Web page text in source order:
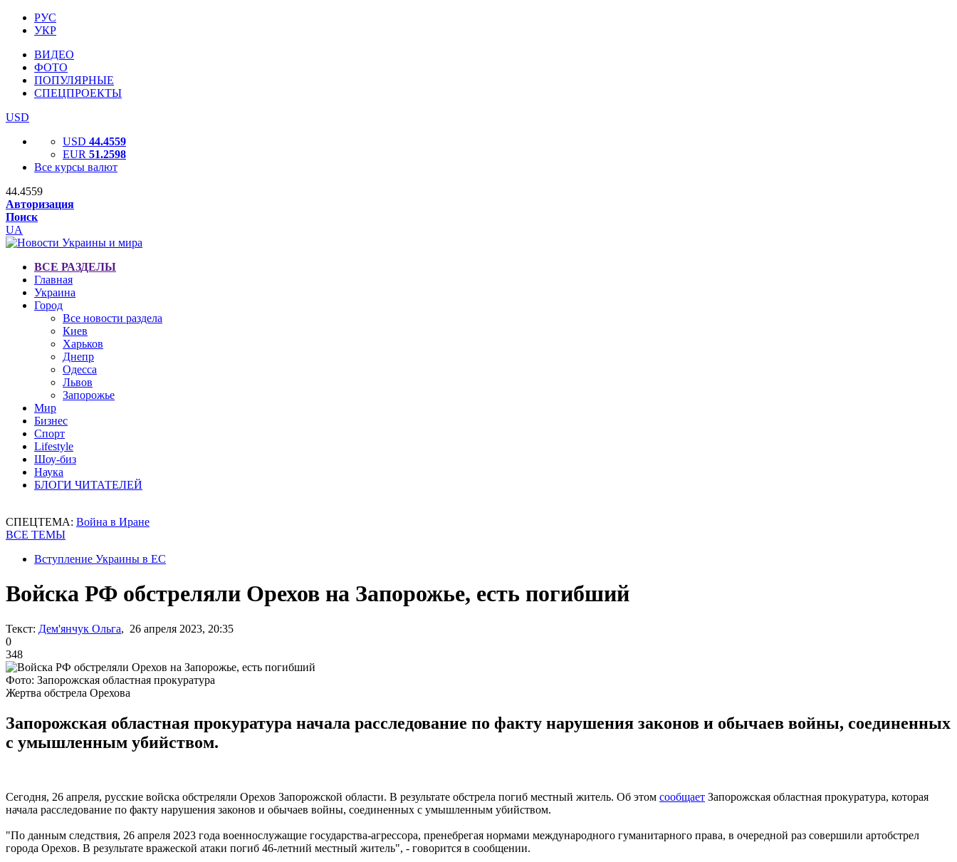
РУС
УКР
ВИДЕО
ФОТО
ПОПУЛЯРНЫЕ
СПЕЦПРОЕКТЫ
USD
USD 44.4559
EUR 51.2598
Все курсы валют
44.4559
Авторизация
Поиск
UA
ВСЕ РАЗДЕЛЫ
Главная
Украина
Город
Все новости раздела
Киев
Харьков
Днепр
Одесса
Львов
Запорожье
Мир
Бизнес
Спорт
Lifestyle
Шоу-биз
Наука
БЛОГИ ЧИТАТЕЛЕЙ
СПЕЦТЕМА: Война в Иране
ВСЕ ТЕМЫ
Вступление Украины в ЕС
Войска РФ обстреляли Орехов на Запорожье, есть погибший
Текст: Дем'янчук Ольга, 26 апреля 2023, 20:35
0
348
Фото: Запорожская областная прокуратура
Жертва обстрела Орехова
Запорожская областная прокуратура начала расследование по факту нарушения законов и обычаев войны, соединенных
с умышленным убийством.
Сегодня, 26 апреля, русские войска обстреляли Орехов Запорожской области. В результате обстрела погиб местный житель. Об этом сообщает Запорожская областная прокуратура, которая
начала расследование по факту нарушения законов и обычаев войны, соединенных с умышленным убийством.
"По данным следствия, 26 апреля 2023 года военнослужащие государства-агрессора, пренебрегая нормами международного гуманитарного права, в очередной раз совершили артобстрел
города Орехов. В результате вражеской атаки погиб 46-летний местный житель", - говорится в сообщении.